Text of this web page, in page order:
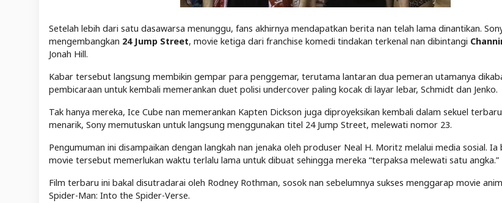
Setelah lebih dari satu dasawarsa menunggu, fans akhirnya mendapatkan berita nan telah lama dinantikan.
mengembangkan 24 Jump Street, movie ketiga dari franchise komedi tindakan terkenal nan dibintangi
Jonah Hill.
Kabar tersebut langsung membikin gempar para penggemar, terutama lantaran dua pemeran utamanya
pembicaraan untuk kembali memerankan duet polisi undercover paling kocak di layar lebar, Schmidt dan Jenko.
Tak hanya mereka, Ice Cube nan memerankan Kapten Dickson juga diproyeksikan kembali dalam sekuel
menarik, Sony memutuskan untuk langsung menggunakan titel 24 Jump Street, melewati nomor 23.
Pengumuman ini disampaikan dengan langkah nan jenaka oleh produser Neal H. Moritz melalui media sosial. Ia
movie tersebut memerlukan waktu terlalu lama untuk dibuat sehingga mereka “terpaksa melewati satu angka.”
Film terbaru ini bakal disutradarai oleh Rodney Rothman, sosok nan sebelumnya sukses menggarap movie
Spider-Man: Into the Spider-Verse.